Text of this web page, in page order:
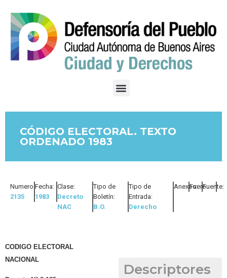
CÓDIGO ELECTORAL. TEXTO
ORDENADO 1983
Numero:
2135
Fecha:
1983
Clase:
Decreto
NAC
Tipo de
Boletín:
B.O.
Tipo de
Entrada:
Derecho
Anexos:Fuero:Fuente:
CODIGO ELECTORAL
NACIONAL
Descriptores